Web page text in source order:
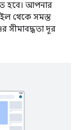
হবে। আপনার
থেকে সমস্ত
সীমাবদ্ধতা দূর